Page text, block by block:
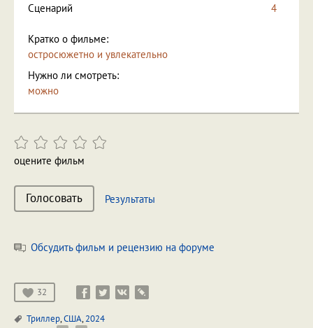
Сценарий 4
Кратко о фильме:
остросюжетно и увлекательно
Нужно ли смотреть:
можно
оцените фильм
Голосовать Результаты
Обсудить фильм и рецензию на форуме
32
Триллер,США,2024